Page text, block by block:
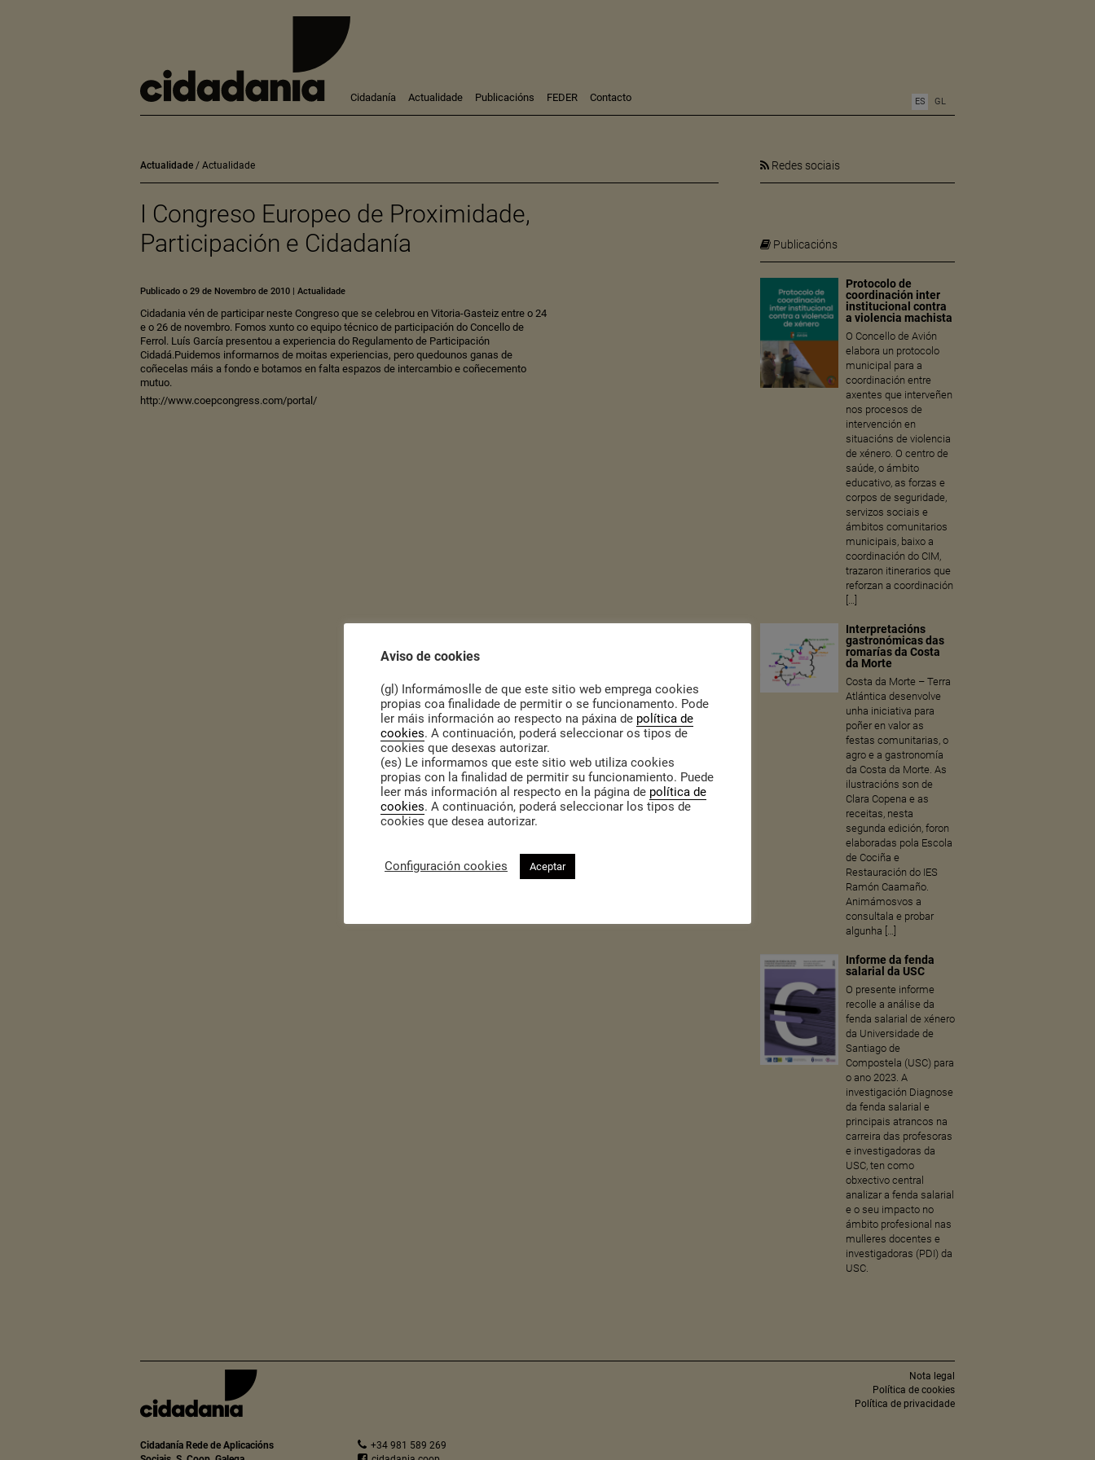
Cidadanía Actualidade Publicacións FEDER Contacto ES GL
Actualidade Actualidade
I Congreso Europeo de Proximidade,
Participación e Cidadanía
Publicado o 29 de Novembro de 2010 | Actualidade
Cidadania vén de participar neste Congreso que se celebrou en Vitoria-Gasteiz entre o 24
e o 26 de novembro. Fomos xunto co equipo técnico de participación do Concello de
Ferrol. Luís García presentou a experiencia do Regulamento de Participación
Cidadá.Puidemos informarnos de moitas experiencias, pero quedounos ganas de
coñecelas máis a fondo e botamos en falta espazos de intercambio e coñecemento
mutuo.
http://www.coepcongress.com/portal/
Redes sociais
Publicacións
Protocolo de
coordinación inter
institucional contra
a violencia machista
O Concello de Avión
elabora un protocolo
municipal para a
coordinación entre
axentes que interveñen
nos procesos de
intervención en
situacións de violencia
de xénero. O centro de
saúde, o ámbito
educativo, as forzas e
corpos de seguridade,
servizos sociais e
ámbitos comunitarios
municipais, baixo a
coordinación do CIM,
trazaron itinerarios que
reforzan a coordinación
[…]
Interpretacións
gastronómicas das
romarías da Costa
da Morte
Costa da Morte – Terra
Atlántica desenvolve
unha iniciativa para
poñer en valor as
festas comunitarias, o
agro e a gastronomía
da Costa da Morte. As
ilustracións son de
Clara Copena e as
receitas, nesta
segunda edición, foron
elaboradas pola Escola
de Cociña e
Restauración do IES
Ramón Caamaño.
Animámosvos a
consultala e probar
algunha […]
Informe da fenda
salarial da USC
O presente informe
recolle a análise da
fenda salarial de xénero
da Universidade de
Santiago de
Compostela (USC) para
o ano 2023. A
investigación Diagnose
da fenda salarial e
principais atrancos na
carreira das profesoras
e investigadoras da
USC, ten como
obxectivo central
analizar a fenda salarial
e o seu impacto no
ámbito profesional nas
mulleres docentes e
investigadoras (PDI) da
USC.
Cidadanía Rede de Aplicacións
+34 981 589 269
Nota legal
Política de cookies
Política de privacidade
Aviso de cookies
(gl) Informámoslle de que este sitio web emprega cookies
propias coa finalidade de permitir o se funcionamento. Pode
ler máis información ao respecto na páxina de política de
cookies. A continuación, poderá seleccionar os tipos de
cookies que desexas autorizar.
(es) Le informamos que este sitio web utiliza cookies
propias con la finalidad de permitir su funcionamiento. Puede
leer más información al respecto en la página de política de
cookies. A continuación, poderá seleccionar los tipos de
cookies que desea autorizar.
Configuración cookies Aceptar